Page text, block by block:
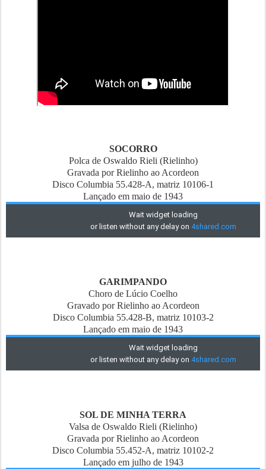
SOCORRO
Polca de Oswaldo Rieli (Rielinho)
Gravada por Rielinho ao Acordeon
Disco Columbia 55.428-A, matriz 10106-1
Lançado em maio de 1943
GARIMPANDO
Choro de Lúcio Coelho
Gravado por Rielinho ao Acordeon
Disco Columbia 55.428-B, matriz 10103-2
Lançado em maio de 1943
SOL DE MINHA TERRA
Valsa de Oswaldo Rieli (Rielinho)
Gravada por Rielinho ao Acordeon
Disco Columbia 55.452-A, matriz 10102-2
Lançado em julho de 1943